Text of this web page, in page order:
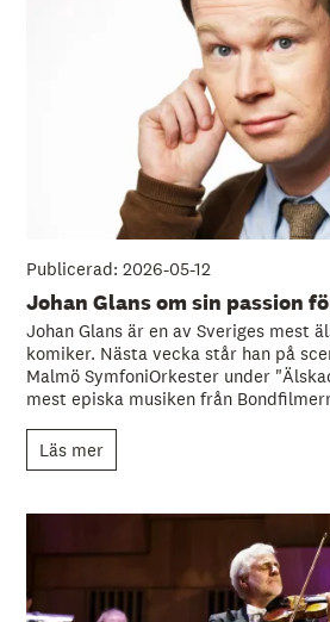
Publicerad: 2026-05-12
Johan Glans om sin passion
Johan Glans är en av Sveriges mest
komiker. Nästa vecka står han på
Malmö SymfoniOrkester under
mest episka musiken från
Läs mer